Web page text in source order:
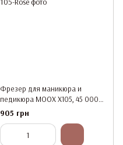
Фрезер для маникюра и
педикюра MOOX X105, 45 000
об/мин, 65W, Розовый
905 грн